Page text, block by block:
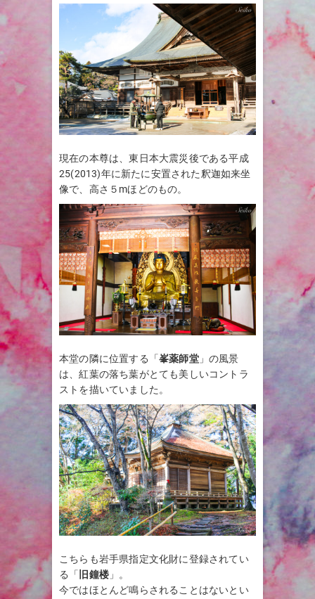
現在の本尊は、東日本大震災後である平成
25(2013)年に新たに安置された釈迦如来坐
像で、高さ５mほどのもの。
本堂の隣に位置する「峯薬師堂」の風景
は、紅葉の落ち葉がとても美しいコントラ
ストを描いていました。
こちらも岩手県指定文化財に登録されてい
る「 旧鐘楼 」。
今ではほとんど鳴らされることはないとい